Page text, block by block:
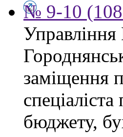
№ 9-10
заміщення
бюджету,